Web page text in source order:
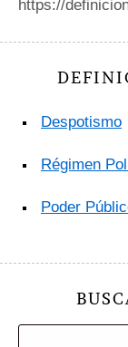
https://
Despotismo
Régimen
Poder